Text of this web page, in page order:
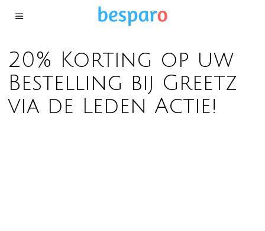
20% Korting op uw
Bestelling bij Greetz
via de Leden Actie!